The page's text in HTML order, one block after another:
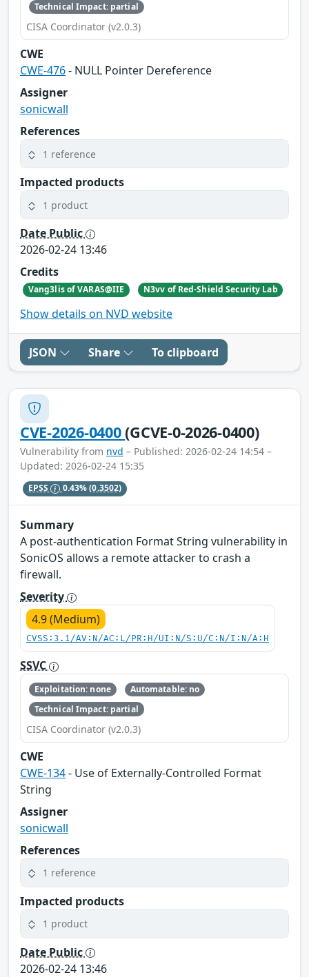
Technical Impact: partial
CISA Coordinator (v2.0.3)
CWE
CWE-476- NULL Pointer Dereference
Assigner
sonicwall
References
1 reference
Impacted products
1 product
Date Public
2026-02-24 13:46
Credits
Vang3lis of VARAS@IIE N3vv of Red-Shield Security Lab
Show details on NVD website
JSON Share To clipboard
CVE-2026-0400(GCVE-0-2026-0400)
Vulnerability from nvd – Published: 2026-02-24 14:54 –
Updated: 2026-02-24 15:35
EPSS 0.43%(0.3502)
Summary
A post-authentication Format String vulnerability in
SonicOS allows a remote attacker to crash a
firewall.
Severity
4.9 (Medium)
CVSS:3.1/AV:N/AC:L/PR:H/UI:N/S:U/C:N/I:N/A:H
SSVC
Exploitation: none
Automatable: no
Technical Impact: partial
CISA Coordinator (v2.0.3)
CWE
CWE-134- Use of Externally-Controlled Format
String
Assigner
sonicwall
References
1 reference
Impacted products
1 product
Date Public
2026-02-24 13:46